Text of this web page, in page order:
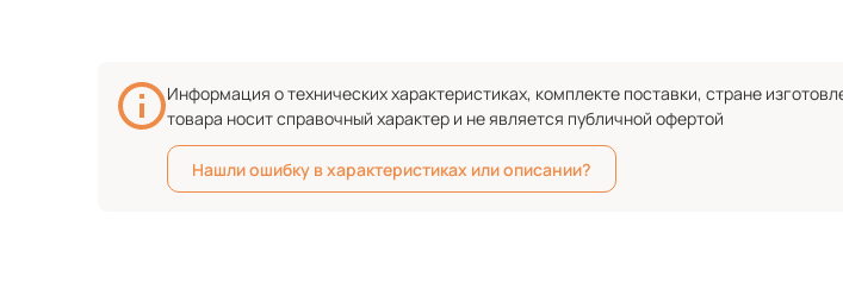
Информация о технических характеристиках, комплекте поставки, стране
товара носит справочный характер и не является публичной офертой
Нашли ошибку в характеристиках или описании?